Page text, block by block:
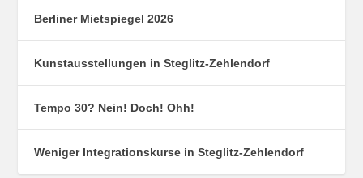
Berliner Mietspiegel 2026
Kunstausstellungen in Steglitz-Zehlendorf
Tempo 30? Nein! Doch! Ohh!
Weniger Integrationskurse in Steglitz-Zehlendorf